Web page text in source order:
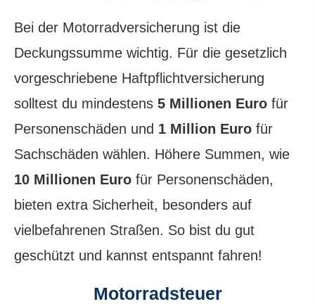
Bei der Motor­rad­ver­sicherung ist die
Deckungs­summe wichtig. Für die gesetzlich
vorgeschriebene Haft­pflichtversicherung
solltest du mindestens 5 Millionen Euro für
Per­sonenschäden und 1 Million Euro für
Sachschäden wählen. Höhere Summen, wie
10 Millionen Euro für Per­sonenschäden,
bieten extra Sicherheit, besonders auf
vielbefahrenen Straßen. So bist du gut
geschützt und kannst entspannt fahren!
Motorradsteuer